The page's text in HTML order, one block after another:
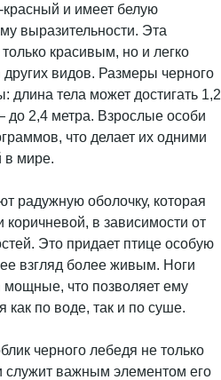
и имеет белую
выразительности. Эта
красивым, но и легко
видов. Размеры черного
длина тела может достигать 1,2
до 2,4 метра. Взрослые особи
что делает их одними
в мире.
радужную оболочку, которая
в зависимости от
Это придает птице особую
взгляд более живым. Ноги
мощные, что позволяет ему
как по воде, так и по суше.
черного лебедя не только
служит важным элементом его